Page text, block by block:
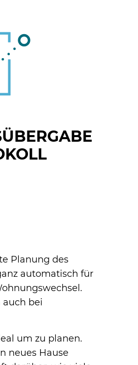
Planung des
automatisch für
auch bei
um zu planen.
neues Hause